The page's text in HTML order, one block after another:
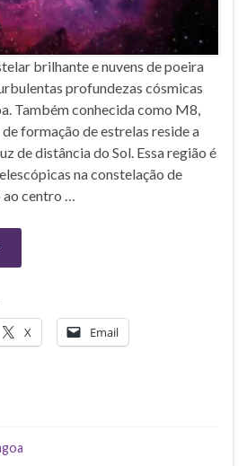
brilhante e nuvens de poeira
profundezas cósmicas
Também conhecida como M8,
formação de estrelas reside a
de distância do Sol. Essa região é
na constelação de
ao centro …
X Email